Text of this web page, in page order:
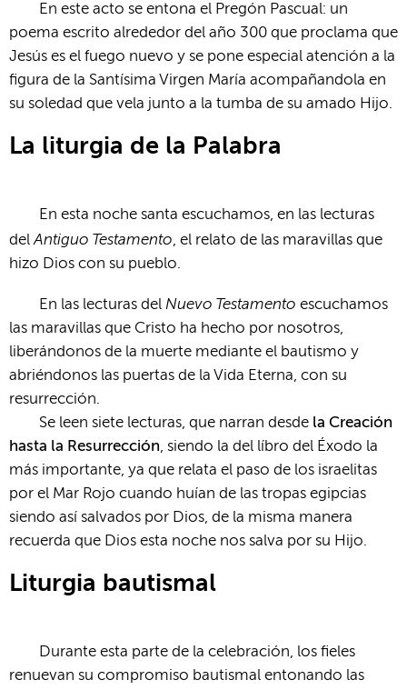
En este acto se entona el Pregón Pascual: un
poema escrito alrededor del año 300 que proclama que
Jesús es el fuego nuevo y se pone especial atención a la
figura de la Santísima Virgen María acompañandola en
su soledad que vela junto a la tumba de su amado Hijo.
La liturgia de la Palabra
En esta noche santa escuchamos, en las lecturas
delAntiguo Testamento, el relato de las maravillas que
hizo Dios con su pueblo.
En las lecturas delNuevo Testamentoescuchamos
las maravillas que Cristo ha hecho por nosotros,
liberándonos de la muerte mediante el bautismo y
abriéndonos las puertas de la Vida Eterna, con su
resurrección.
Se leen siete lecturas, que narran desde la Creación
hasta la Resurrección, siendo la del líbro del Éxodo la
más importante, ya que relata el paso de los israelitas
por el Mar Rojo cuando huían de las tropas egipcias
siendo así salvados por Dios, de la misma manera
recuerda que Dios esta noche nos salva por su Hijo.
Liturgia bautismal
Durante esta parte de la celebración, los fieles
renuevan su compromiso bautismal entonando las